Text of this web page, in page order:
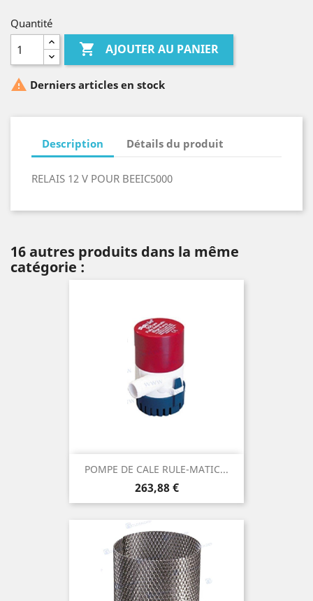
Quantité
 AJOUTER AU PANIER
 Derniers articles en stock
Description Détails du produit
RELAIS 12 V POUR BEEIC5000
16 autres produits dans la même
catégorie :
POMPE DE CALE RULE-MATIC...
Prix
263,88 €